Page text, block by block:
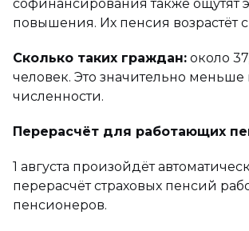
софинансирования также ощутят
повышения. Их пенсия возрастёт
Сколько таких граждан: около
человек. Это значительно меньше
численности.
Перерасчёт для работающих
1 августа произойдёт
перерасчёт страховых пенсий
пенсионеров.